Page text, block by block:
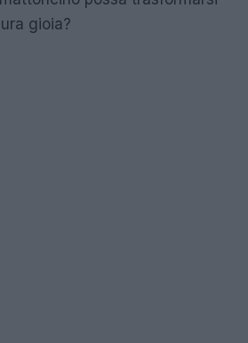
gioia?